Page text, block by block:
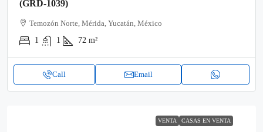
(GRD-1039)
Temozón Norte, Mérida, Yucatán, México
1
1 72 m²
Call Email
VENTA CASAS EN VENTA